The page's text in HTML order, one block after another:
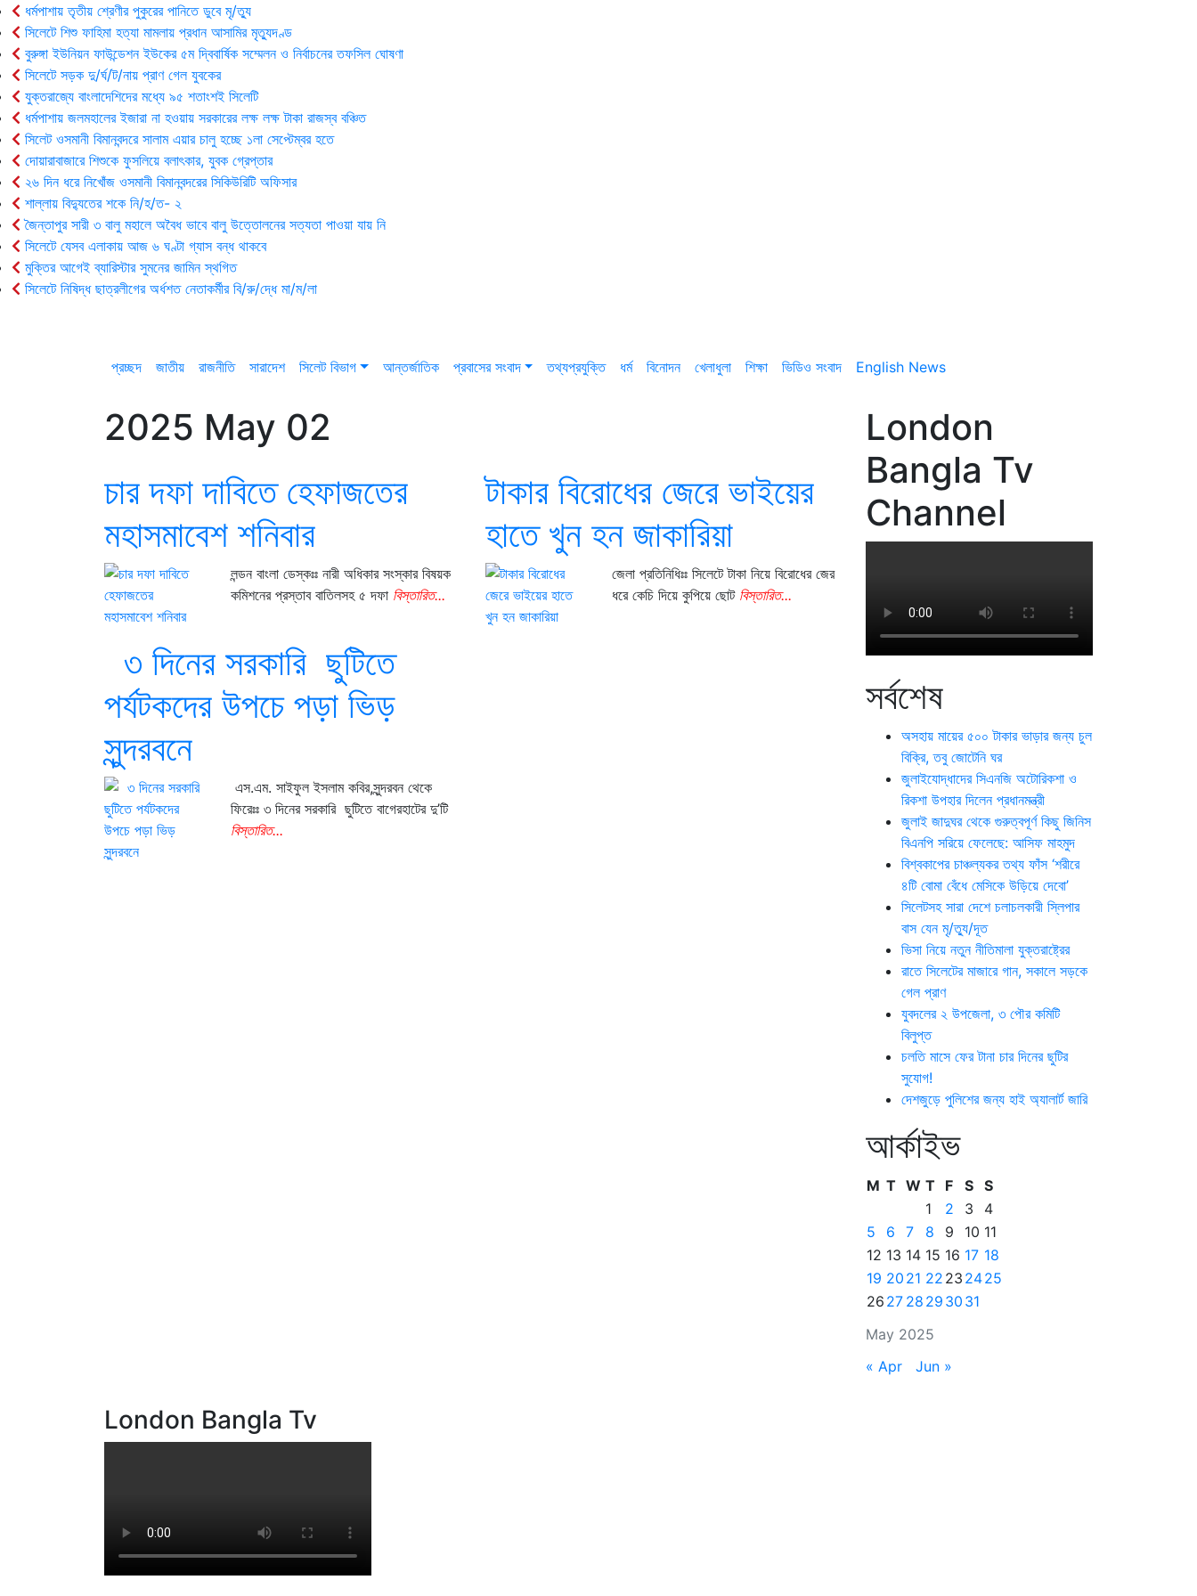
ধর্মপাশায় তৃতীয় শ্রেণীর পুকুরের পানিতে ডুবে মৃ/ত্যু
সিলেটে শিশু ফাহিমা হত্যা মামলায় প্রধান আসামির মৃত্যুদণ্ড
বুরুঙ্গা ইউনিয়ন ফাউন্ডেশন ইউকের ৫ম দ্বিবার্ষিক সম্মেলন ও নির্বাচনের তফসিল ঘোষণা
সিলেটে সড়ক দু/র্ঘ/ট/নায় প্রাণ গেল যুবকের
যুক্তরাজ্যে বাংলাদেশিদের মধ্যে ৯৫ শতাংশই সিলেটি
ধর্মপাশায় জলমহালের ইজারা না হওয়ায় সরকারের লক্ষ লক্ষ টাকা রাজস্ব বঞ্চিত
সিলেট ওসমানী বিমানবন্দরে সালাম এয়ার চালু হচ্ছে ১লা সেপ্টেম্বর হতে
দোয়ারাবাজারে শিশুকে ফুসলিয়ে বলাৎকার, যুবক গ্রেপ্তার
২৬ দিন ধরে নিখোঁজ ওসমানী বিমানবন্দরের সিকিউরিটি অফিসার
শাল্লায় বিদ্যুতের শকে নি/হ/ত- ২
জৈন্তাপুর সারী ৩ বালু মহালে অবৈধ ভাবে বালু উত্তোলনের সত্যতা পাওয়া যায় নি
সিলেটে যেসব এলাকায় আজ ৬ ঘণ্টা গ্যাস বন্ধ থাকবে
মুক্তির আগেই ব্যারিস্টার সুমনের জামিন স্থগিত
সিলেটে নিষিদ্ধ ছাত্রলীগের অর্ধশত নেতাকর্মীর বি/রু/দ্ধে মা/ম/লা
প্রচ্ছদ জাতীয় রাজনীতি সারাদেশ সিলেট বিভাগ আন্তর্জাতিক প্রবাসের সংবাদ তথ্যপ্রযুক্তি ধর্ম বিনোদন খেলাধুলা শিক্ষা ভিডিও সংবাদ English News
2025 May 02
চার দফা দাবিতে হেফাজতের
মহাসমাবেশ শনিবার
লন্ডন বাংলা ডেস্কঃঃ নারী অধিকার সংস্কার বিষয়ক
কমিশনের প্রস্তাব বাতিলসহ ৫ দফা বিস্তারিত...
টাকার বিরোধের জেরে ভাইয়ের
হাতে খুন হন জাকারিয়া
জেলা প্রতিনিধিঃঃ সিলেটে টাকা নিয়ে বিরোধের জের
ধরে কেচি দিয়ে কুপিয়ে ছোট বিস্তারিত...
৩ দিনের সরকারি ছুটিতে
পর্যটকদের উপচে পড়া ভিড়
সুন্দরবনে
এস.এম. সাইফুল ইসলাম কবির,সুন্দরবন থেকে
ফিরেঃঃ ৩ দিনের সরকারি ছুটিতে বাগেরহাটের দু’টি
বিস্তারিত...
London
Bangla Tv
Channel
সর্বশেষ
অসহায় মায়ের ৫০০ টাকার ভাড়ার জন্য চুল
বিক্রি, তবু জোটেনি ঘর
জুলাইযোদ্ধাদের সিএনজি অটোরিকশা ও
রিকশা উপহার দিলেন প্রধানমন্ত্রী
জুলাই জাদুঘর থেকে গুরুত্বপূর্ণ কিছু জিনিস
বিএনপি সরিয়ে ফেলেছে: আসিফ মাহমুদ
বিশ্বকাপের চাঞ্চল্যকর তথ্য ফাঁস ‘শরীরে
৪টি বোমা বেঁধে মেসিকে উড়িয়ে দেবো’
সিলেটসহ সারা দেশে চলাচলকারী স্লিপার
বাস যেন মৃ/ত্যু/দূত
ভিসা নিয়ে নতুন নীতিমালা যুক্তরাষ্ট্রের
রাতে সিলেটের মাজারে গান, সকালে সড়কে
গেল প্রাণ
যুবদলের ২ উপজেলা, ৩ পৌর কমিটি
বিলুপ্ত
চলতি মাসে ফের টানা চার দিনের ছুটির
সুযোগ!
দেশজুড়ে পুলিশের জন্য হাই অ্যালার্ট জারি
আর্কাইভ
May 2025
M T W T F S S
1
2 3
4
5
6 7 8 9 10 11
12 13 14 15 16 17 18
19 20 21 22 23 2425
26 27 28 29 30 31
« Apr Jun »
London Bangla Tv